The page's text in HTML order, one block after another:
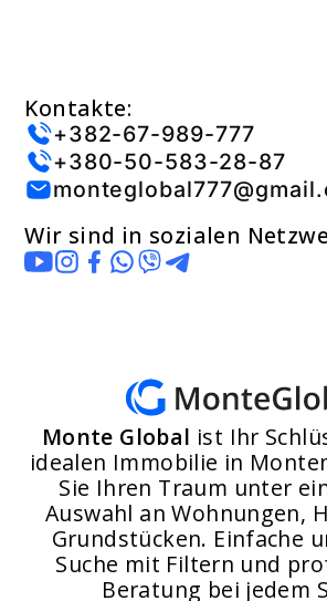
Kontakte:
+382-67-989-777
+380-50-583-28-87
Wir sind in sozialen
Monte Global ist Ihr
idealen Immobilie in
Sie Ihren Traum unter
Auswahl an Wohnungen,
Grundstücken. Einfache
Suche mit Filtern und
Beratung bei jedem